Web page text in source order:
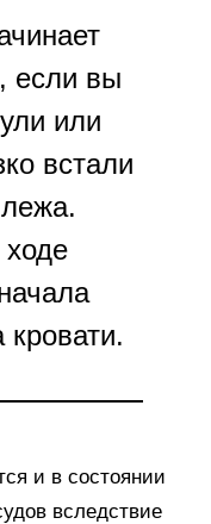
если вы
или
встали
кровати.
и в состоянии
вследствие